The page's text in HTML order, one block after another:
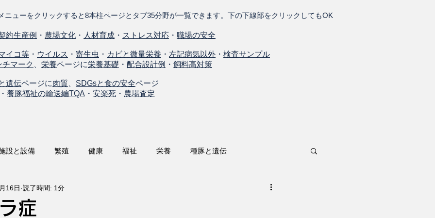
ニューをクリックすると8本柱ページとタブ35分野が一覧できます。下の下線部をクリックしてもOK
約生産例 ・ 農場文化 ・ 人材育成 ・ ストレス対応 ・ 職場の安全
イコ等 ・ ウイルス ・ 寄生虫 ・ カビと微量栄養 ・ 左記病気以外 ・ 検査サンプル
チマーク
栄養ページに栄養基礎 ・ 配合設計例 ・ 飼料高対策
遺伝ページに肉質 SDGsと食の安全ページ
養豚福祉の輸送編TQA ・ 安楽死 ・ 農場査定
設と設備 繁殖 健康 福祉 栄養 種豚と遺伝
症
16日 読了時間: 1分